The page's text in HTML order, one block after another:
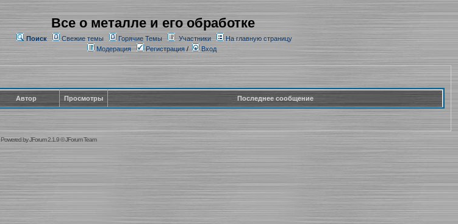
Все о металле и его обработке
Поиск Свежие темы Горячие Темы Участники
На главную страницу
Модерация
Регистрация/ Вход
Автор Просмотры Последнее сообщение
Powered byJForum 2.1.9©JForum Team